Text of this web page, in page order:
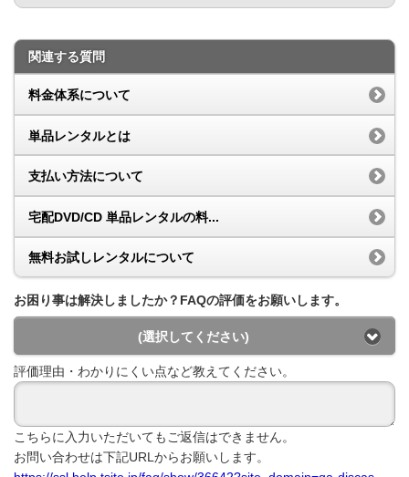
関連する質問
料金体系について
単品レンタルとは
支払い方法について
宅配DVD/CD 単品レンタルの料...
無料お試しレンタルについて
お困り事は解決しましたか？FAQの評価をお願いします。
(選択してください)
評価理由・わかりにくい点など教えてください。
こちらに入力いただいてもご返信はできません。
お問い合わせは下記URLからお願いします。